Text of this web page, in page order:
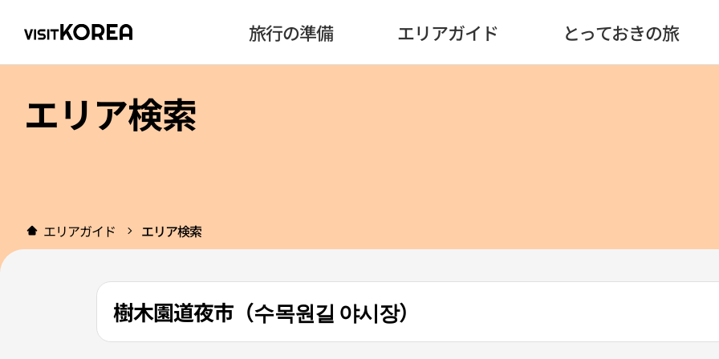
旅行の準備 エリアガイド とっておきの旅
エリア検索
エリアガイド エリア検索
樹木園道夜市（수목원길 야시장）